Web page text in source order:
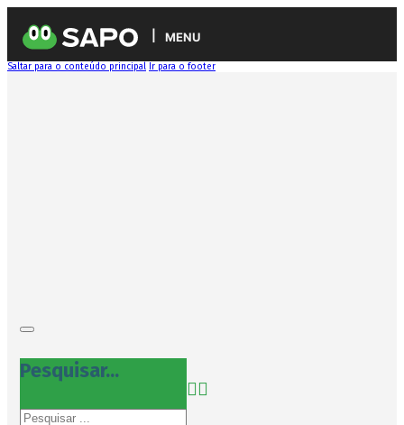
MENU
Saltar para o conteúdo principal Ir para o footer
Pesquisar...
Pesquisar